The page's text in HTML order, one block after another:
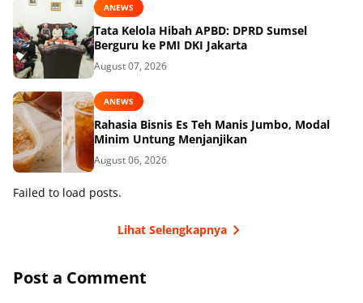
ANEWS
Tata Kelola Hibah APBD: DPRD Sumsel
Berguru ke PMI DKI Jakarta
August 07, 2026
ANEWS
Rahasia Bisnis Es Teh Manis Jumbo, Modal
Minim Untung Menjanjikan
August 06, 2026
Failed to load posts.
Lihat Selengkapnya
Post a Comment